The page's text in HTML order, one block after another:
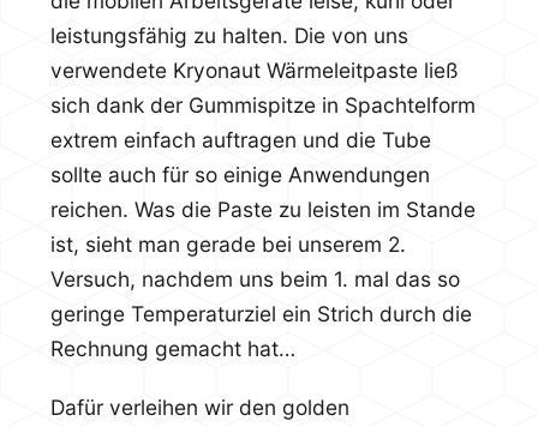
leistungsfähig zu halten. Die von uns
verwendete Kryonaut Wärmeleitpaste ließ
sich dank der Gummispitze in Spachtelform
extrem einfach auftragen und die Tube
sollte auch für so einige Anwendungen
reichen. Was die Paste zu leisten im Stande
ist, sieht man gerade bei unserem 2.
Versuch, nachdem uns beim 1. mal das so
geringe Temperaturziel ein Strich durch die
Rechnung gemacht hat…
Dafür verleihen wir den golden